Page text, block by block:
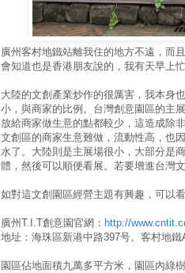
廣州客村地鐵站離我住的地方不遠，而
會知道也是香港朋友說的，我有天早上
大陸的文創產業炒作的很厲害，我本身
小，與商家的比例。台灣創意園區的主
放給商家做生意的點都較少，這造成除
文創區的商家生意難做，流動性高，也
水了。大陸則是主展場很小，大部分是
體，然後可以順便看展。若要增進台灣
如對這文創園區經營主題有興趣，可以
廣州T.I.T創意園官網： http://
地址：海珠區新港中路397号。客村地
園區佔地面積九萬多平方米，園區內綠